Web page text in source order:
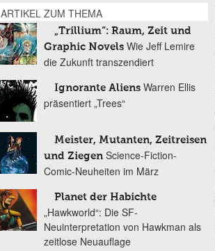
ARTIKEL ZUM THEMA
„Trillium“: Raum, Zeit und
Graphic Novels Wie Jeff Lemire
die Zukunft transzendiert
Ignorante Aliens Warren Ellis
präsentiert „Trees“
Meister, Mutanten, Zeitreisen
und Ziegen Science-Fiction-
Comic-Neuheiten im März
Planet der Habichte
„Hawkworld“: Die SF-
Neuinterpretation von Hawkman als
zeitlose Neuauflage